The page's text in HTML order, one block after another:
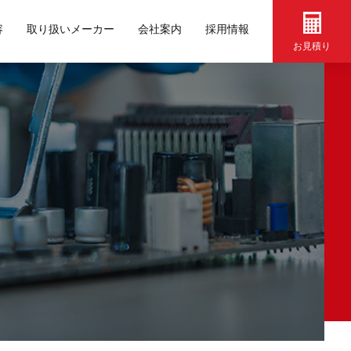
取り扱いメーカー 会社案内 採用情報
お見積り